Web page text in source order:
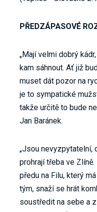
PŘEDZÁPASOVÉ
„Mají velmi dobrý
kam sáhnout. Ať již
muset dát pozor na
je to sympatické
takže určitě to bude
Jan Baránek.
„Jsou nevyzpytatelní,
prohrají třeba ve
předu na Filu, který
tým, snaží se hrát
soustředit na sebe a